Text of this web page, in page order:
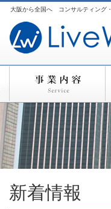
大阪から全国へ コンサルティング
新着情報